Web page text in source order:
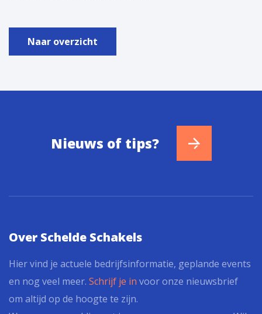
Naar overzicht
Nieuws of tips?
Over Schelde Schakels
Hier vind je actuele bedrijfsinformatie, geplande events
en nog veel meer. Schrijf je in voor onze nieuwsbrief
om altijd op de hoogte te zijn.